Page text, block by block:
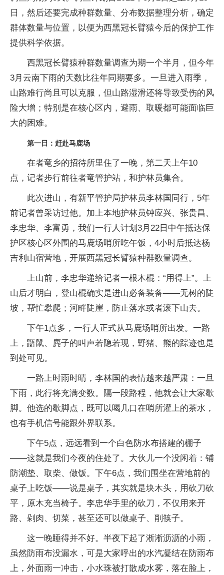
日，然后还要完成种群数量、分布数据整理分析，确定
群体数量与位置，以便为西黑冠长臂猿今后的保护工作
提供科学依据。
西黑冠长臂猿种群数量调查为期一个半月，但今年
3月云南下雨的天数比往年同期要多。一旦进入雨季，
山路难行尚且可以克服，但山路湿滑还将导致受伤的风
险大增；特别是在核心区内，避雨、取暖都可能面临巨
大的困难。
第一日：赶赴马鹿场
在者竜乡的招待所里住了一晚，第二天上午10
点，记者步行前往者竜管护站，和护林员集合。
此次进山，有新平管护局护林员李林国同行，5年
前记者曾采访过他。加上本地护林员钟应兴、张贵昌、
李忠华、李富勇，我们一行人计划3月22日中午抵达保
护区核心区外围的马鹿场哨所吃午饭，4小时后抵达杨
吉利山宿营地，开展西黑冠长臂猿种群数量调查。
上山前，李忠华递给记者一根木棍：“用得上”。上
山后才明白，登山棍确实是进山必备装备——无树的陡
坡，帮忙攀爬；河畔陡崖，防止落水或者滚下山去。
下午1点多，一行人正式从马鹿场哨所出发。一路
上，鼯鼠、麂子的叫声若隐若现，野猪、熊的踪迹也是
到处可见。
一路上时雨时晴，李林国的表情越来越严肃：一旦
下雨，此行将充满变数。隔一段路程，他就会让大家歇
脚。他选的歇脚点，既可以喝几口在哨所灌上的茶水，
也有手机信号能跟外界联系。
下午5点，远远看到一个白色防水布搭建的棚子
——这就是我们今夜的住处了。大伙儿一个没闲着：铺
防潮垫、取柴、做饭。下午6点，我们围坐在营地前的
桌子上吃饭——说是桌子，其实就是块木头，用砍刀砍
平，原木充当椅子。李忠华手里的砍刀，不仅用来开
路、剁肉、切菜，甚至还可以做桌子、削筷子。
这一晚睡得并不好。半夜下起了淅淅沥沥的小雨，
虽然防雨布没漏水，可是大家呼出的水汽凝结在防雨布
上，外面雨一冲击，小水珠被打散成水雾，落在脸上，